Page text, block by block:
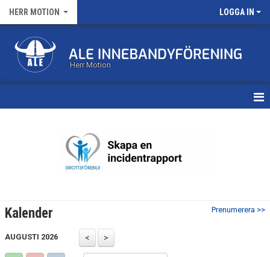
HERR MOTION LOGGA IN
Herr Motion
BILDGALLERI
Prenumerera >>
Kalender
AUGUSTI 2026